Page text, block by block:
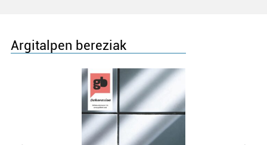
Argitalpen bereziak